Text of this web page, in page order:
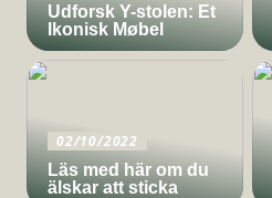
Udforsk Y-stolen: Et
Ikonisk Møbel
02/10/2022
Läs med här om du
älskar att sticka